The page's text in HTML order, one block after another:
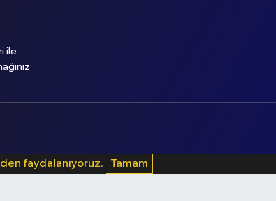
ile
faydalanıyoruz. Tamam